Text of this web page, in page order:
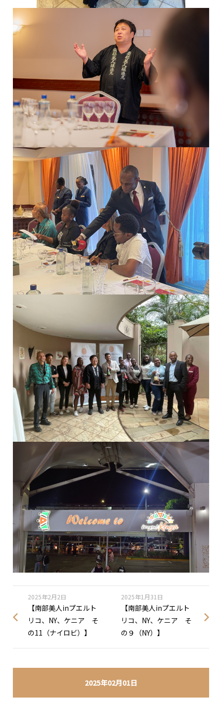
2025年02月01日
2025年2月2日
【南部美人inプエルト
リコ、NY、ケニア そ
の11（ナイロビ）】
2025年1月31日
【南部美人inプエルト
リコ、NY、ケニア そ
の９（NY）】